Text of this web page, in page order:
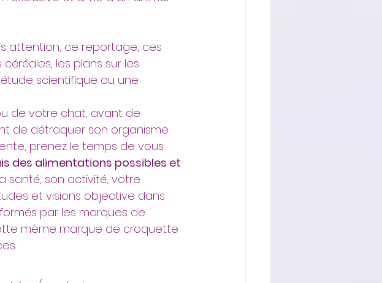
attention, ce reportage, ces
les plans sur les
scientifique ou une
de votre chat, avant de
de détraquer son organisme
prenez le temps de vous
des alimentations possibles et
santé, son activité, votre
et visions objective dans
par les marques de
même marque de croquette